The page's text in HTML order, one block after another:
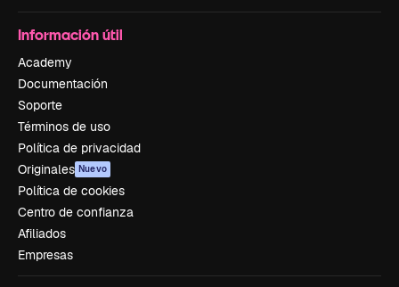
Información útil
Academy
Documentación
Soporte
Términos de uso
Política de privacidad
Originales Nuevo
Política de cookies
Centro de confianza
Afiliados
Empresas